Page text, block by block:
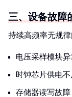
三、设备故障
持续高频率无规
电压采样模块异
时钟芯片供电不
存储器读写故障